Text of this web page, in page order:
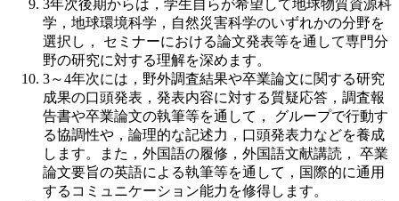
3年次後期からは，学生自らが希望して地球物質資源科
学，地球環境科学，自然災害科学のいずれかの分野を
選択し， セミナーにおける論文発表等を通して専門分
野の研究に対する理解を深めます。
3～4年次には，野外調査結果や卒業論文に関する研究
成果の口頭発表，発表内容に対する質疑応答，調査報
告書や卒業論文の執筆等を通して， グループで行動す
る協調性や，論理的な記述力，口頭発表力などを養成
します。また，外国語の履修，外国語文献講読， 卒業
論文要旨の英語による執筆等を通して，国際的に通用
するコミュニケーション能力を修得します。